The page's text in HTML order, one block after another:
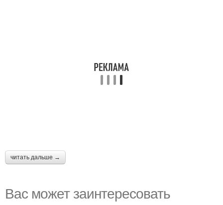
читать дальше →
Вас может заинтересовать